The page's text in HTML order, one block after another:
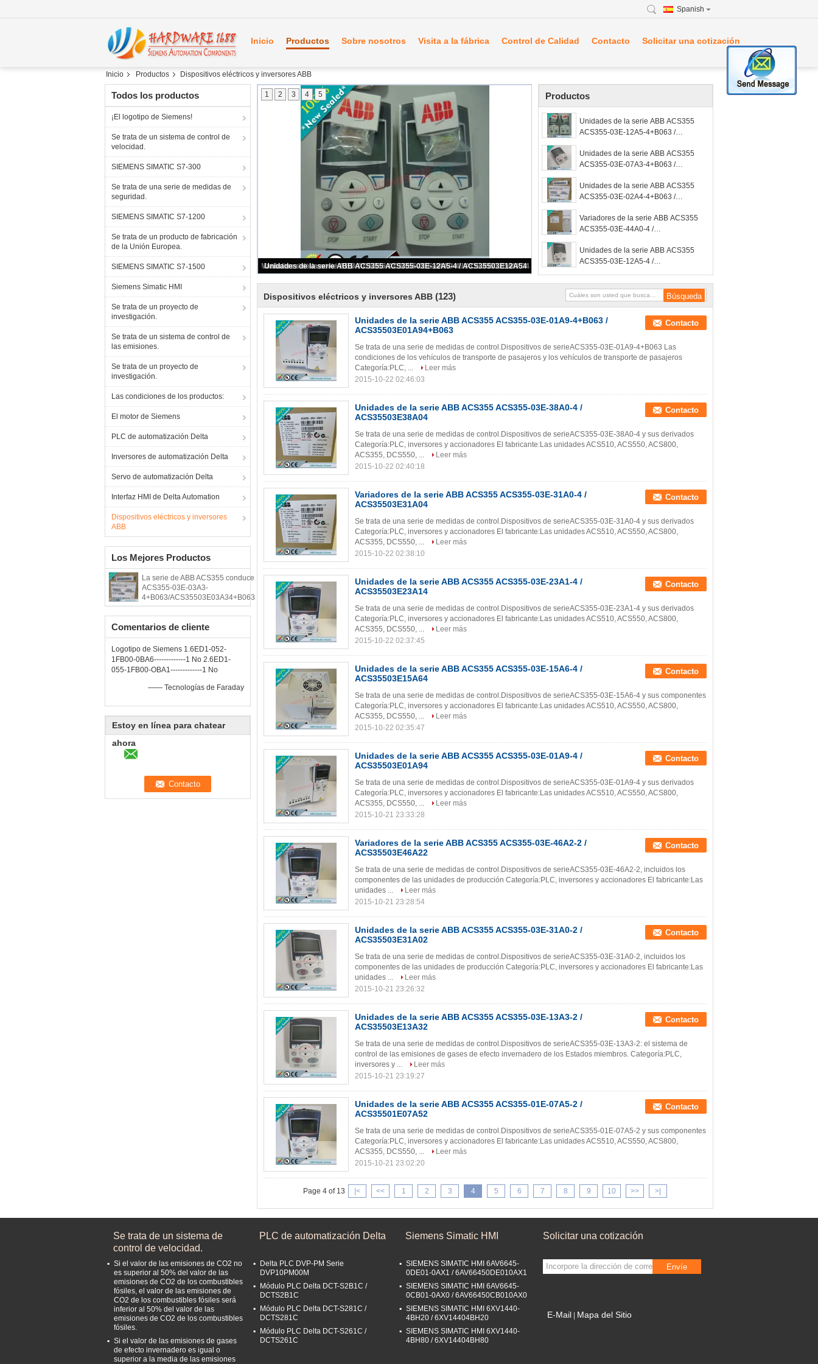
Spanish
Inicio Productos Sobre nosotros Visita a la fábrica Control de Calidad Contacto Solicitar una cotización
Inicio Productos Dispositivos eléctricos y inversores ABB
Todos los productos
¡El logotipo de Siemens!
Se trata de un sistema de control de
velocidad.
SIEMENS SIMATIC S7-300
Se trata de una serie de medidas de
seguridad.
SIEMENS SIMATIC S7-1200
Se trata de un producto de fabricación
de la Unión Europea.
SIEMENS SIMATIC S7-1500
Siemens Simatic HMI
Se trata de un proyecto de
investigación.
Se trata de un sistema de control de
las emisiones.
Se trata de un proyecto de
investigación.
Las condiciones de los productos:
El motor de Siemens
PLC de automatización Delta
Inversores de automatización Delta
Servo de automatización Delta
Interfaz HMI de Delta Automation
Dispositivos eléctricos y inversores
ABB
Los Mejores Productos
La serie de ABB ACS355 conduce
ACS355-03E-03A3-
4+B063/ACS35503E03A34+B063
Comentarios de cliente
Logotipo de Siemens 1.6ED1-052-
1FB00-0BA6-------------1 No 2.6ED1-
055-1FB00-OBA1-------------1 No
—— Tecnologías de Faraday
Estoy en línea para chatear
ahora
Unidades de la serie ABB ACS355 ACS355-03E-12A5-4+B063 / ACS35503E12A54+B063
1 2 3 4 5 Productos
Unidades de la serie ABB ACS355
ACS355-03E-12A5-4+B063 /
Unidades de la serie ABB ACS355
ACS355-03E-07A3-4+B063 /
Unidades de la serie ABB ACS355
ACS355-03E-02A4-4+B063 /
Variadores de la serie ABB ACS355
ACS355-03E-44A0-4 /
Unidades de la serie ABB ACS355
ACS355-03E-12A5-4 /
Dispositivos eléctricos y inversores ABB (123)
Unidades de la serie ABB ACS355 ACS355-03E-01A9-4+B063 /
ACS35503E01A94+B063
Contacto
Se trata de una serie de medidas de control.Dispositivos de serieACS355-03E-01A9-4+B063 Las
condiciones de los vehículos de transporte de pasajeros y los vehículos de transporte de pasajeros
Categoría:PLC, ...
Leer más
2015-10-22 02:46:03
Unidades de la serie ABB ACS355 ACS355-03E-38A0-4 /
ACS35503E38A04
Contacto
Se trata de una serie de medidas de control.Dispositivos de serieACS355-03E-38A0-4 y sus derivados
Categoría:PLC, inversores y accionadores El fabricante:Las unidades ACS510, ACS550, ACS800,
ACS355, DCS550, ...
Leer más
2015-10-22 02:40:18
Variadores de la serie ABB ACS355 ACS355-03E-31A0-4 /
ACS35503E31A04
Contacto
Se trata de una serie de medidas de control.Dispositivos de serieACS355-03E-31A0-4 y sus derivados
Categoría:PLC, inversores y accionadores El fabricante:Las unidades ACS510, ACS550, ACS800,
ACS355, DCS550, ...
Leer más
2015-10-22 02:38:10
Unidades de la serie ABB ACS355 ACS355-03E-23A1-4 /
ACS35503E23A14
Contacto
Se trata de una serie de medidas de control.Dispositivos de serieACS355-03E-23A1-4 y sus derivados
Categoría:PLC, inversores y accionadores El fabricante:Las unidades ACS510, ACS550, ACS800,
ACS355, DCS550, ...
Leer más
2015-10-22 02:37:45
Unidades de la serie ABB ACS355 ACS355-03E-15A6-4 /
ACS35503E15A64
Contacto
Se trata de una serie de medidas de control.Dispositivos de serieACS355-03E-15A6-4 y sus componentes
Categoría:PLC, inversores y accionadores El fabricante:Las unidades ACS510, ACS550, ACS800,
ACS355, DCS550, ...
Leer más
2015-10-22 02:35:47
Unidades de la serie ABB ACS355 ACS355-03E-01A9-4 /
ACS35503E01A94
Contacto
Se trata de una serie de medidas de control.Dispositivos de serieACS355-03E-01A9-4 y sus derivados
Categoría:PLC, inversores y accionadores El fabricante:Las unidades ACS510, ACS550, ACS800,
ACS355, DCS550, ...
Leer más
2015-10-21 23:33:28
Variadores de la serie ABB ACS355 ACS355-03E-46A2-2 /
ACS35503E46A22
Contacto
Se trata de una serie de medidas de control.Dispositivos de serieACS355-03E-46A2-2, incluidos los
componentes de las unidades de producción Categoría:PLC, inversores y accionadores El fabricante:Las
unidades ...
Leer más
2015-10-21 23:28:54
Unidades de la serie ABB ACS355 ACS355-03E-31A0-2 /
ACS35503E31A02
Contacto
Se trata de una serie de medidas de control.Dispositivos de serieACS355-03E-31A0-2, incluidos los
componentes de las unidades de producción Categoría:PLC, inversores y accionadores El fabricante:Las
unidades ...
Leer más
2015-10-21 23:26:32
Unidades de la serie ABB ACS355 ACS355-03E-13A3-2 /
ACS35503E13A32
Contacto
Se trata de una serie de medidas de control.Dispositivos de serieACS355-03E-13A3-2: el sistema de
control de las emisiones de gases de efecto invernadero de los Estados miembros. Categoría:PLC,
inversores y ...
Leer más
2015-10-21 23:19:27
Unidades de la serie ABB ACS355 ACS355-01E-07A5-2 /
ACS35501E07A52
Contacto
Se trata de una serie de medidas de control.Dispositivos de serieACS355-01E-07A5-2 y sus componentes
Categoría:PLC, inversores y accionadores El fabricante:Las unidades ACS510, ACS550, ACS800,
ACS355, DCS550, ...
Leer más
2015-10-21 23:02:20
Page 4 of 13 |< << 1 2 3 4 5 6 7 8 9 10 >> >|
Se trata de un sistema de
control de velocidad.
Si el valor de las emisiones de CO2 no
es superior al 50% del valor de las
emisiones de CO2 de los combustibles
fósiles, el valor de las emisiones de
CO2 de los combustibles fósiles será
inferior al 50% del valor de las
emisiones de CO2 de los combustibles
fósiles.
Si el valor de las emisiones de gases
de efecto invernadero es igual o
superior a la media de las emisiones
PLC de automatización Delta
Delta PLC DVP-PM Serie
DVP10PM00M
Módulo PLC Delta DCT-S2B1C /
DCTS2B1C
Módulo PLC Delta DCT-S281C /
DCTS281C
Módulo PLC Delta DCT-S261C /
DCTS261C
Siemens Simatic HMI
SIEMENS SIMATIC HMI 6AV6645-
0DE01-0AX1 / 6AV66450DE010AX1
SIEMENS SIMATIC HMI 6AV6645-
0CB01-0AX0 / 6AV66450CB010AX0
SIEMENS SIMATIC HMI 6XV1440-
4BH20 / 6XV14404BH20
SIEMENS SIMATIC HMI 6XV1440-
4BH80 / 6XV14404BH80
Solicitar una cotización
Envíe
E-Mail Mapa del Sitio